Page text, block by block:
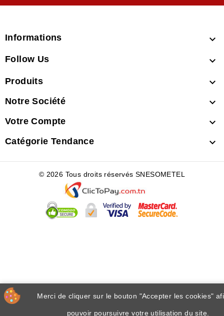
Informations 
Follow Us 
Produits 
Notre Société 
Votre Compte 
Catégorie Tendance 
Merci de cliquer sur le bouton "Accepter les cookies"
pouvoir poursuivre votre utilisation du site.
© 2026 Tous droits réservés SNESOMETEL